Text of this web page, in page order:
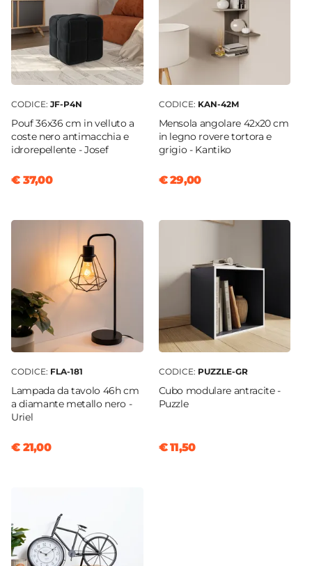
CODICE: JF-P4N
Pouf 36x36 cm in velluto a
coste nero antimacchia e
idrorepellente - Josef
€ 37,00
CODICE: KAN-42M
Mensola angolare 42x20 cm
in legno rovere tortora e
grigio - Kantiko
€ 29,00
CODICE: FLA-181
Lampada da tavolo 46h cm
a diamante metallo nero -
Uriel
€ 21,00
CODICE: PUZZLE-GR
Cubo modulare antracite -
Puzzle
€ 11,50